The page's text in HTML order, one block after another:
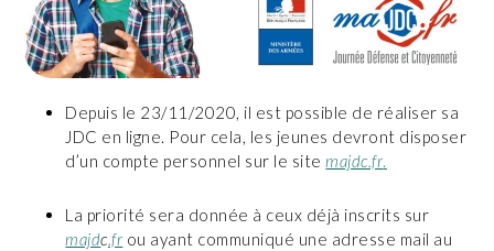
Depuis le 23/11/2020, il est possible de réaliser sa
JDC en ligne. Pour cela, les jeunes devront disposer
d’un compte personnel sur le site majdc.fr
La priorité sera donnée à ceux déjà inscrits sur
majdc .fr ou ayant communiqué une adresse mail au